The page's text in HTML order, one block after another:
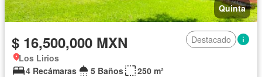
Quinta
$ 16,500,000 MXN
Destacado
Los Lirios
4 Recámaras
5 Baños
250 m²